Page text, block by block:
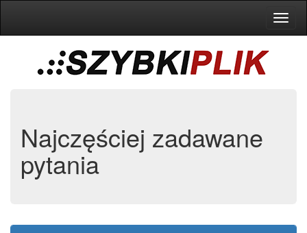
Najczęściej zadawane
pytania